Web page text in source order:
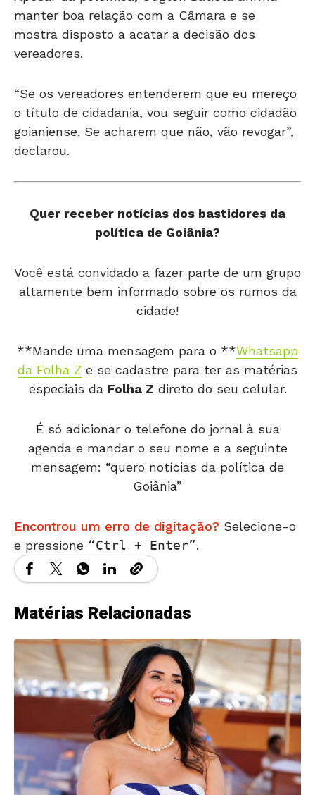
manter boa relação com a Câmara e se
mostra disposto a acatar a decisão dos
vereadores.
“Se os vereadores entenderem que eu mereço
o título de cidadania, vou seguir como cidadão
goianiense. Se acharem que não, vão revogar”,
declarou.
Quer receber notícias dos bastidores da
política de Goiânia?
Você está convidado a fazer parte de um grupo
altamente bem informado sobre os rumos da
cidade!
**Mande uma mensagem para o **Whatsapp
da Folha Z e se cadastre para ter as matérias
especiais da Folha Z direto do seu celular.
É só adicionar o telefone do jornal à sua
agenda e mandar o seu nome e a seguinte
mensagem: “quero notícias da política de
Goiânia”
Encontrou um erro de digitação? Selecione-o
e pressione
Ctrl + Enter .
Matérias Relacionadas